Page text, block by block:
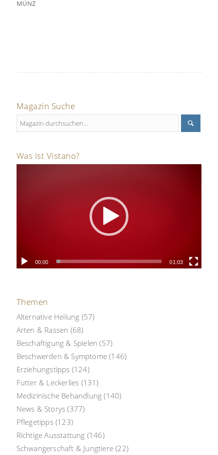
MÜNZ
Magazin Suche
Was ist Vistano?
00:00 01:03
Themen
Alternative Heilung (57)
Arten & Rassen (68)
Beschäftigung & Spielen (57)
Beschwerden & Symptome (146)
Erziehungstipps (124)
Futter & Leckerlies (131)
Medizinische Behandlung (140)
News & Storys (377)
Pflegetipps(123)
Richtige Ausstattung (146)
Schwangerschaft & Jungtiere (22)